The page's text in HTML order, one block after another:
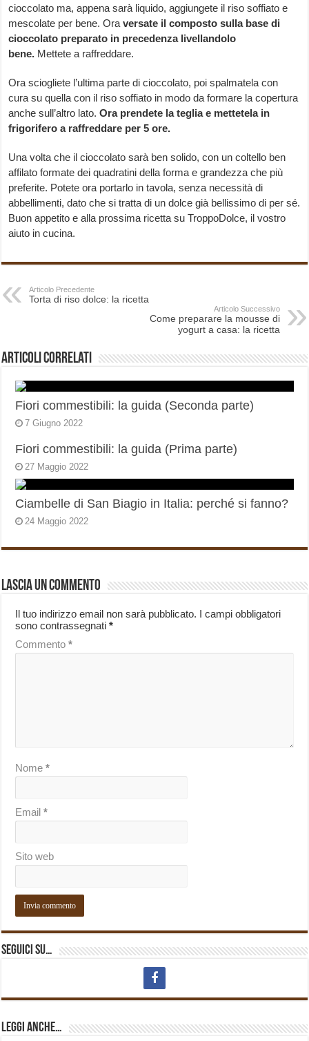
cioccolato ma, appena sarà liquido, aggiungete il riso soffiato e
mescolate per bene. Oraversate il composto sulla base di
cioccolato preparato in precedenza livellandolo
bene. Mettete a raffreddare.
Ora sciogliete l’ultima parte di cioccolato, poi spalmatela con
cura su quella con il riso soffiato in modo da formare la copertura
anche sull’altro lato.Ora prendete la teglia e mettetela in
frigorifero a raffreddare per 5 ore.
Una volta che il cioccolato sarà ben solido, con un coltello ben
affilato formate dei quadratini della forma e grandezza che più
preferite. Potete ora portarlo in tavola, senza necessità di
abbellimenti, dato che si tratta di un dolce già bellissimo di per sé.
Buon appetito e alla prossima ricetta su TroppoDolce, il vostro
aiuto in cucina.
Articolo Precedente
Torta di riso dolce: la ricetta
Articolo Successivo
Come preparare la mousse di
yogurt a casa: la ricetta
Articoli correlati
Fiori commestibili: la guida (Seconda parte)
7 Giugno 2022
Fiori commestibili: la guida (Prima parte)
27 Maggio 2022
Ciambelle di San Biagio in Italia: perché si fanno?
24 Maggio 2022
Lascia un commento
Il tuo indirizzo email non sarà pubblicato. I campi obbligatori
sono contrassegnati*
Commento*
Nome*
Email*
Sito web
Seguici su…
Leggi anche…